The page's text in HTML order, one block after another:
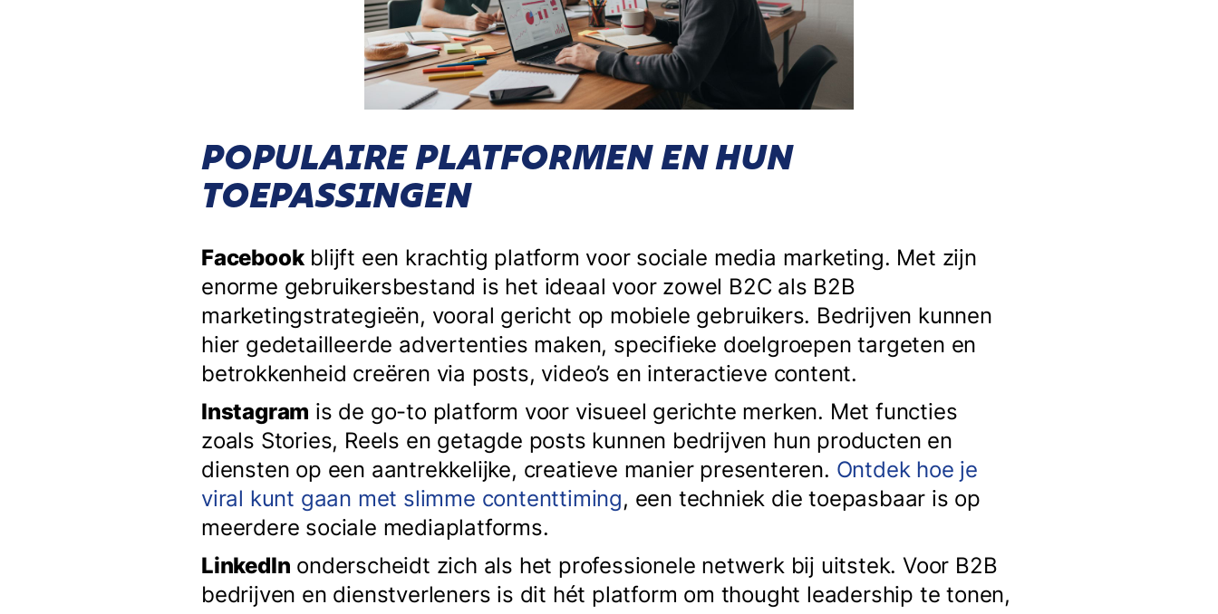
POPULAIRE PLATFORMEN EN HUN
TOEPASSINGEN
Facebookblijft een krachtig platform voor sociale media marketing. Met zijn
enorme gebruikersbestand is het ideaal voor zowel B2C als B2B
marketingstrategieën, vooral gericht op mobiele gebruikers. Bedrijven kunnen
hier gedetailleerde advertenties maken, specifieke doelgroepen targeten en
betrokkenheid creëren via posts, video’s en interactieve content.
Instagram is de go-to platform voor visueel gerichte merken. Met functies
zoals Stories, Reels en getagde posts kunnen bedrijven hun producten en
diensten op een aantrekkelijke, creatieve manier presenteren. Ontdek hoe je
viral kunt gaan met slimme contenttiming, een techniek die toepasbaar is op
meerdere sociale mediaplatforms.
LinkedIn onderscheidt zich als het professionele netwerk bij uitstek. Voor B2B
bedrijven en dienstverleners is dit hét platform om thought leadership te tonen,